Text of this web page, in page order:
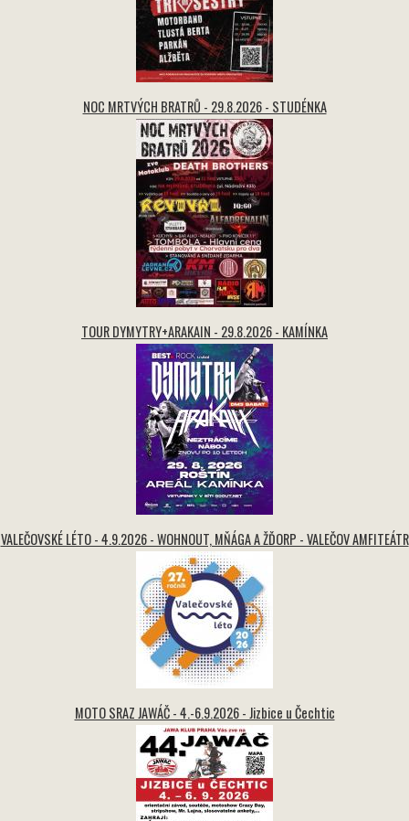
NOC MRTVÝCH BRATRŮ - 29.8.2026 - STUDÉNKA
TOUR DYMYTRY+ARAKAIN - 29.8.2026 - KAMÍNKA
VALEČOVSKÉ LÉTO - 4.9.2026 - WOHNOUT, MŇÁGA A ŽĎORP - VALEČOV AMFITEÁTR
MOTO SRAZ JAWÁČ - 4.-6.9.2026 - Jizbice u Čechtic